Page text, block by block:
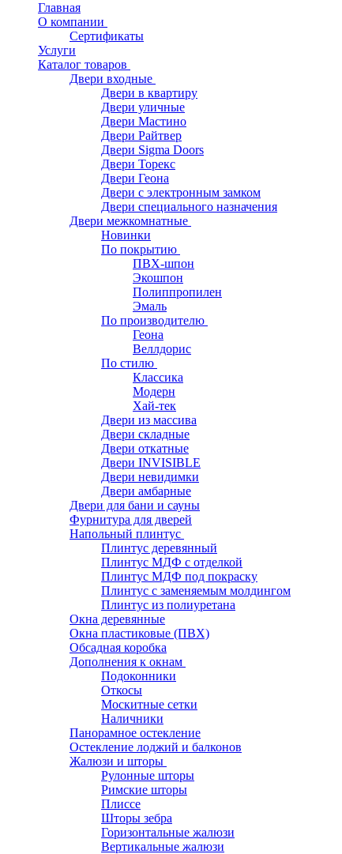
Главная
О компании
Сертификаты
Услуги
Каталог товаров
Двери входные
Двери в квартиру
Двери уличные
Двери Мастино
Двери Райтвер
Двери Sigma Doors
Двери Торекс
Двери Геона
Двери с электронным замком
Двери специального назначения
Двери межкомнатные
Новинки
По покрытию
ПВХ-шпон
Экошпон
Полиппропилен
Эмаль
По производителю
Геона
Веллдорис
По стилю
Классика
Модерн
Хай-тек
Двери из массива
Двери складные
Двери откатные
Двери INVISIBLE
Двери невидимки
Двери амбарные
Двери для бани и сауны
Фурнитура для дверей
Напольный плинтус
Плинтус деревянный
Плинтус МДФ с отделкой
Плинтус МДФ под покраску
Плинтус с заменяемым молдингом
Плинтус из полиуретана
Окна деревянные
Окна пластиковые (ПВХ)
Обсадная коробка
Дополнения к окнам
Подоконники
Откосы
Москитные сетки
Наличники
Панорамное остекление
Остекление лоджий и балконов
Жалюзи и шторы
Рулонные шторы
Римские шторы
Плиссе
Шторы зебра
Горизонтальные жалюзи
Вертикальные жалюзи